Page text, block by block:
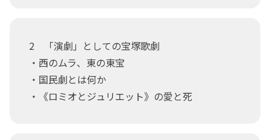
2 「演劇」としての宝塚歌劇
・西のムラ、東の東宝
・国民劇とは何か
・《ロミオとジュリエット》の愛と死